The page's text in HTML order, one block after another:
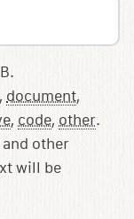
, document,
, code, other.
and other
will be